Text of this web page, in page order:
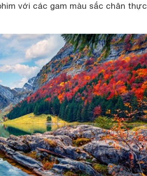
với các gam màu sắc chân thực